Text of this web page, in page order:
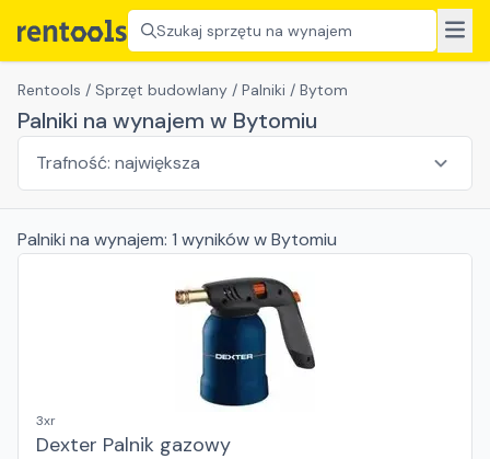
Szukaj sprzętu na wynajem
Rentools / Sprzęt budowlany / Palniki / Bytom
Palniki na wynajem w Bytomiu
Palniki na wynajem: 1 wynikóww Bytomiu
3xr
Dexter Palnik gazowy